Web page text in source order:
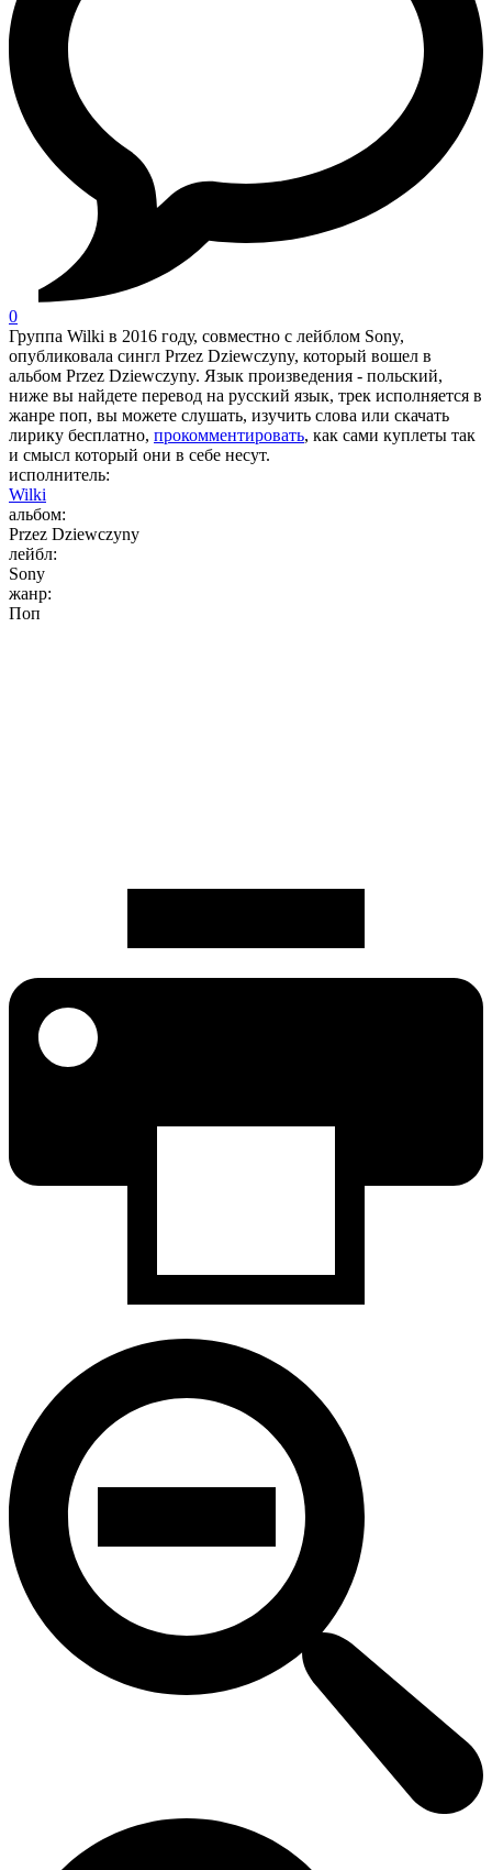
0
Группа Wilki в 2016 году, совместно с лейблом Sony,
опубликовала сингл Przez Dziewczyny, который вошел в
альбом Przez Dziewczyny. Язык произведения - польский,
ниже вы найдете перевод на русский язык, трек исполняется в
жанре поп, вы можете слушать, изучить слова или скачать
лирику бесплатно, прокомментировать, как сами куплеты так
и смысл который они в себе несут.
исполнитель:
Wilki
альбом:
Przez Dziewczyny
лейбл:
Sony
жанр:
Поп